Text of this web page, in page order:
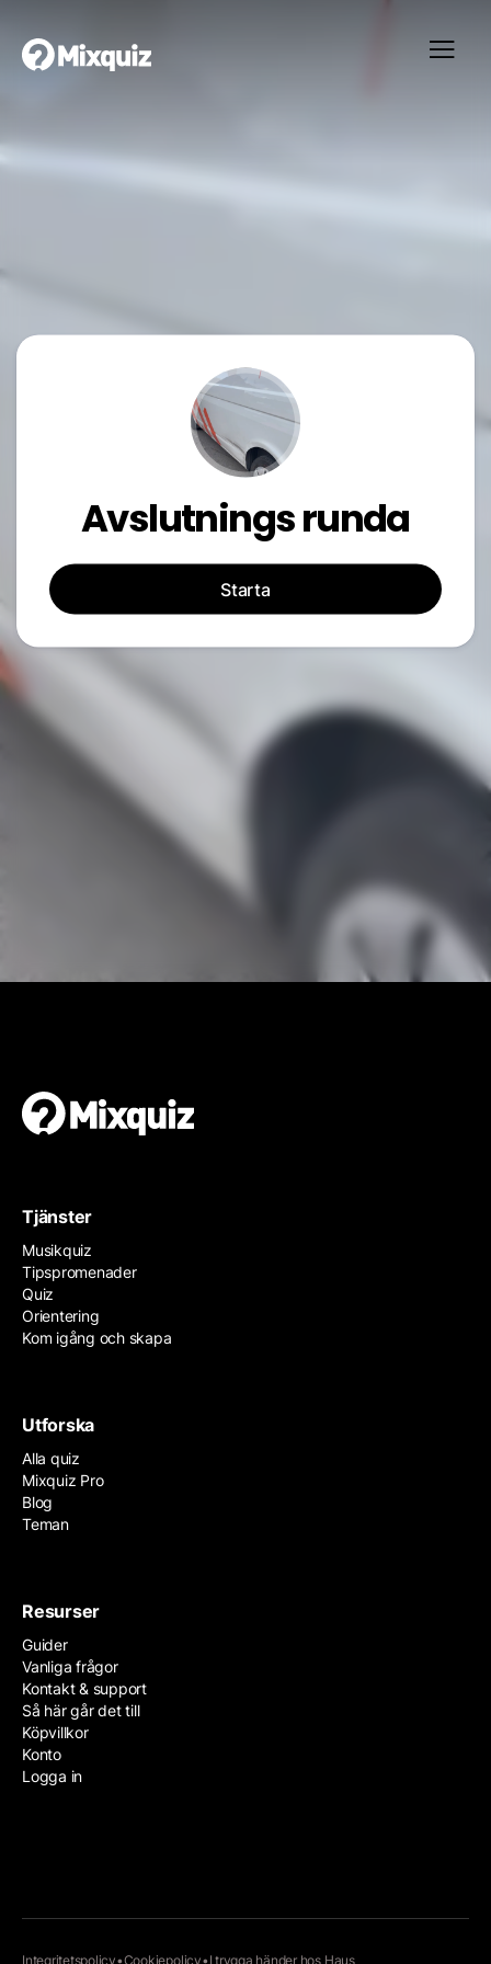
Avslutnings runda
Starta
Tjänster
Musikquiz
Tipspromenader
Quiz
Orientering
Kom igång och skapa
Utforska
Alla quiz
Mixquiz Pro
Blog
Teman
Resurser
Guider
Vanliga frågor
Kontakt & support
Så här går det till
Köpvillkor
Konto
Logga in
Integritetspolicy•Cookiepolicy•I trygga händer hos Haus